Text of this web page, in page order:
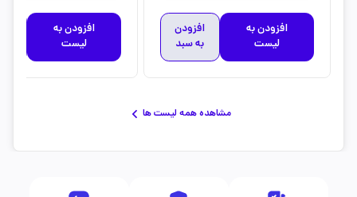
افزودن به
لیست
افزودن
به سبد
افزودن به
لیست
مشاهده همه لیست ها